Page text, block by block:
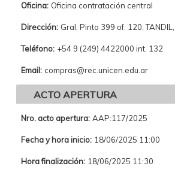
Oficina: Oficina contratación central
Dirección: Gral. Pinto 399 of. 120,
Teléfono: +54 9 (249) 4422000 int. 132
Email: compras@rec.unicen.edu.ar
ACTO APERTURA
Nro. acto apertura: AAP:117/2025
Fecha y hora inicio: 18/06/2025 11:00
Hora finalización: 18/06/2025 11:30